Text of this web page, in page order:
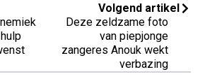
Volgend artikel
Deze zeldzame foto
van piepjonge
zangeres Anouk wekt
verbazing